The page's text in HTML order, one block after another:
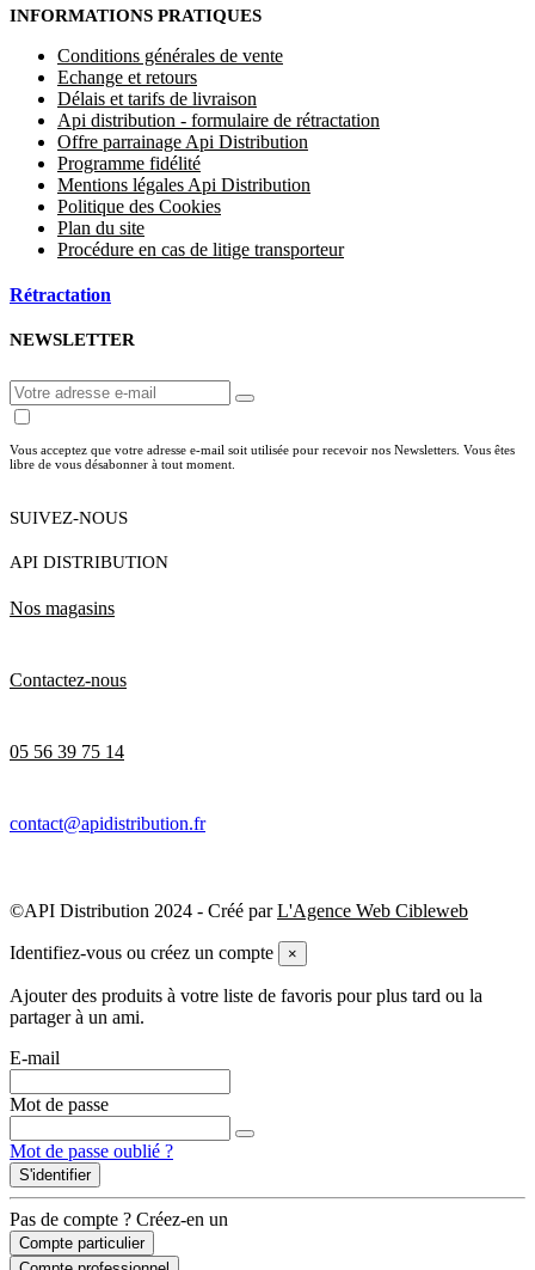
INFORMATIONS PRATIQUES
Conditions générales de vente
Echange et retours
Délais et tarifs de livraison
Api distribution - formulaire de rétractation
Offre parrainage Api Distribution
Programme fidélité
Mentions légales Api Distribution
Politique des Cookies
Plan du site
Procédure en cas de litige transporteur
Rétractation
NEWSLETTER
Vous acceptez que votre adresse e-mail soit utilisée pour recevoir nos Newsletters. Vous êtes
libre de vous désabonner à tout moment.
SUIVEZ-NOUS
API DISTRIBUTION
Nos magasins
Contactez-nous
05 56 39 75 14
contact@apidistribution.fr
©API Distribution 2024 - Créé parL'Agence Web Cibleweb
Identifiez-vous ou créez un compte ×
Ajouter des produits à votre liste de favoris pour plus tard ou la
partager à un ami.
E-mail
Mot de passe
Mot de passe oublié ?
S'identifier
Pas de compte ? Créez-en un
Compte particulier